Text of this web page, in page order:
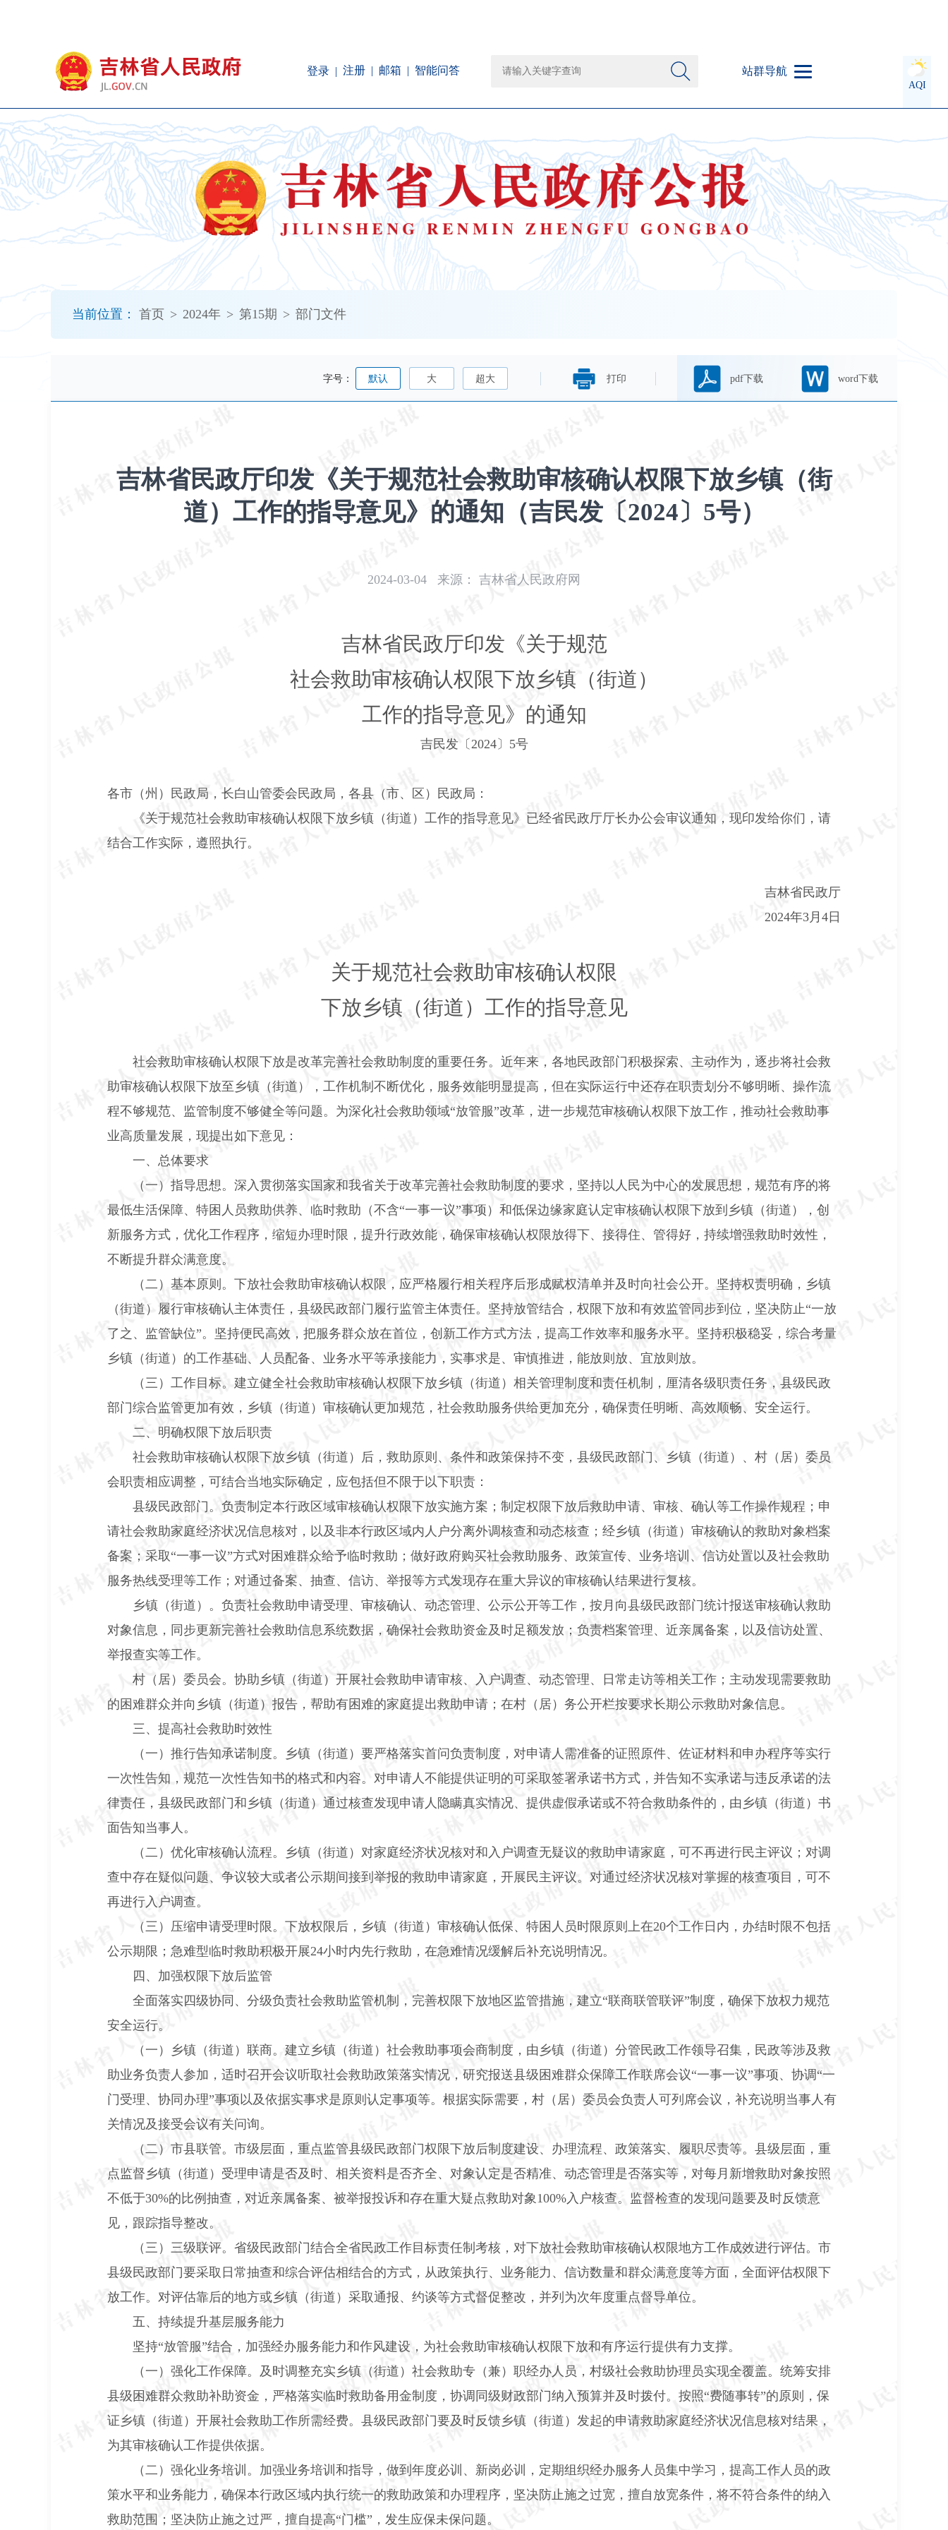
登录 注册 邮箱 智能问答 站群导航
AQI
当前位置： 首页 > 2024年 > 第15期 > 部门文件
pdf下载 word下载
打印
字号： 默认 大 超大
吉林省民政厅印发《关于规范社会救助审核确认权限下放乡镇（街
道）工作的指导意见》的通知（吉民发〔2024〕5号）
2024-03-04 来源： 吉林省人民政府网
吉林省民政厅印发《关于规范
社会救助审核确认权限下放乡镇（街道）
工作的指导意见》的通知
吉民发〔 2024〕 5号
各市（州）民政局，长白山管委会民政局，各县（市、区）民政局：
《关于规范社会救助审核确认权限下放乡镇（街道）工作的指导意见》已经省民政厅厅长办公会审议通知，现印发给你们，请
结合工作实际，遵照执行。
吉林省民政厅
2024年3月 4 日
关于规范社会救助审核确认权限
下放乡镇（街道）工作的指导意见
社会救助审核确认权限下放是改革完善社会救助制度的重要任务。近年来，各地民政部门积极探索、主动作为，逐步将社会救
助审核确认权限下放至乡镇（街道），工作机制不断优化，服务效能明显提高，但在实际运行中还存在职责划分不够明晰、操作流
程不够规范、监管制度不够健全等问题。为深化社会救助领域“放管服”改革，进一步规范审核确认权限下放工作，推动社会救助事
业高质量发展，现提出如下意见：
一、总体要求
（一）指导思想。 深入贯彻落实国家和我省关于改革完善社会救助制度的要求，坚持以人民为中心的发展思想，规范有序的将
最低生活保障、特困人员救助供养、临时救助（不含“一事一议”事项）和低保边缘家庭认定审核确认权限下放到乡镇（街道），创
新服务方式，优化工作程序，缩短办理时限，提升行政效能，确保审核确认权限放得下、接得住、管得好，持续增强救助时效性，
不断提升群众满意度。
（二）基本原则。 下放社会救助审核确认权限，应严格履行相关程序后形成赋权清单并及时向社会公开。坚持权责明确，乡镇
（街道）履行审核确认主体责任，县级民政部门履行监管主体责任。坚持放管结合，权限下放和有效监管同步到位，坚决防止“一放
了之、监管缺位”。坚持便民高效，把服务群众放在首位，创新工作方式方法，提高工作效率和服务水平。坚持积极稳妥，综合考量
乡镇（街道）的工作基础、人员配备、业务水平等承接能力，实事求是、审慎推进，能放则放、宜放则放。
（三）工作目标。 建立健全社会救助审核确认权限下放乡镇（街道）相关管理制度和责任机制，厘清各级职责任务，县级民政
部门综合监管更加有效，乡镇（街道）审核确认更加规范，社会救助服务供给更加充分，确保责任明晰、高效顺畅、安全运行。
二、明确权限下放后职责
社会救助审核确认权限下放乡镇（街道）后，救助原则、条件和政策保持不变，县级民政部门、乡镇（街道）、村（居）委员
会职责相应调整，可结合当地实际确定，应包括但不限于以下职责：
县级民政部门。负责制定本行政区域审核确认权限下放实施方案；制定权限下放后救助申请、审核、确认等工作操作规程；申
请社会救助家庭经济状况信息核对，以及非本行政区域内人户分离外调核查和动态核查；经乡镇（街道）审核确认的救助对象档案
备案；采取“一事一议”方式对困难群众给予临时救助；做好政府购买社会救助服务、政策宣传、业务培训、信访处置以及社会救助
服务热线受理等工作；对通过备案、抽查、信访、举报等方式发现存在重大异议的审核确认结果进行复核。
乡镇（街道）。负责社会救助申请受理、审核确认、动态管理、公示公开等工作，按月向县级民政部门统计报送审核确认救助
对象信息，同步更新完善社会救助信息系统数据，确保社会救助资金及时足额发放；负责档案管理、近亲属备案，以及信访处置、
举报查实等工作。
村（居）委员会。协助乡镇（街道）开展社会救助申请审核、入户调查、动态管理、日常走访等相关工作；主动发现需要救助
的困难群众并向乡镇（街道）报告，帮助有困难的家庭提出救助申请；在村（居）务公开栏按要求长期公示救助对象信息。
三、提高社会救助时效性
（一）推行告知承诺制度。 乡镇（街道）要严格落实首问负责制度，对申请人需准备的证照原件、佐证材料和申办程序等实行
一次性告知，规范一次性告知书的格式和内容。对申请人不能提供证明的可采取签署承诺书方式，并告知不实承诺与违反承诺的法
律责任，县级民政部门和乡镇（街道）通过核查发现申请人隐瞒真实情况、提供虚假承诺或不符合救助条件的，由乡镇（街道）书
面告知当事人。
（二）优化审核确认流程。 乡镇（街道）对家庭经济状况核对和入户调查无疑议的救助申请家庭，可不再进行民主评议；对调
查中存在疑似问题、争议较大或者公示期间接到举报的救助申请家庭，开展民主评议。对通过经济状况核对掌握的核查项目，可不
再进行入户调查。
（三）压缩申请受理时限。 下放权限后，乡镇（街道）审核确认低保、特困人员时限原则上在20个工作日内，办结时限不包括
公示期限；急难型临时救助积极开展24小时内先行救助，在急难情况缓解后补充说明情况。
四、加强权限下放后监管
全面落实四级协同、分级负责社会救助监管机制，完善权限下放地区监管措施，建立“联商联管联评”制度，确保下放权力规范
安全运行。
（一）乡镇（街道）联商。 建立乡镇（街道）社会救助事项会商制度，由乡镇（街道）分管民政工作领导召集，民政等涉及救
助业务负责人参加，适时召开会议听取社会救助政策落实情况，研究报送县级困难群众保障工作联席会议“一事一议”事项、协调“一
门受理、协同办理”事项以及依据实事求是原则认定事项等。根据实际需要，村（居）委员会负责人可列席会议，补充说明当事人有
关情况及接受会议有关问询。
（二）市县联管。 市级层面，重点监管县级民政部门权限下放后制度建设、办理流程、政策落实、履职尽责等。县级层面，重
点监督乡镇（街道）受理申请是否及时、相关资料是否齐全、对象认定是否精准、动态管理是否落实等，对每月新增救助对象按照
不低于30%的比例抽查，对近亲属备案、被举报投诉和存在重大疑点救助对象100%入户核查。监督检查的发现问题要及时反馈意
见，跟踪指导整改。
（三）三级联评。 省级民政部门结合全省民政工作目标责任制考核，对下放社会救助审核确认权限地方工作成效进行评估。市
县级民政部门要采取日常抽查和综合评估相结合的方式，从政策执行、业务能力、信访数量和群众满意度等方面，全面评估权限下
放工作。对评估靠后的地方或乡镇（街道）采取通报、约谈等方式督促整改，并列为次年度重点督导单位。
五、持续提升基层服务能力
坚持“放管服”结合，加强经办服务能力和作风建设，为社会救助审核确认权限下放和有序运行提供有力支撑。
（一）强化工作保障。 及时调整充实乡镇（街道）社会救助专（兼）职经办人员，村级社会救助协理员实现全覆盖。统筹安排
县级困难群众救助补助资金，严格落实临时救助备用金制度，协调同级财政部门纳入预算并及时拨付。按照“费随事转”的原则，保
证乡镇（街道）开展社会救助工作所需经费。县级民政部门要及时反馈乡镇（街道）发起的申请救助家庭经济状况信息核对结果，
为其审核确认工作提供依据。
（二）强化业务培训。 加强业务培训和指导，做到年度必训、新岗必训，定期组织经办服务人员集中学习，提高工作人员的政
策水平和业务能力，确保本行政区域内执行统一的救助政策和办理程序，坚决防止施之过宽，擅自放宽条件，将不符合条件的纳入
救助范围；坚决防止施之过严，擅自提高“门槛”，发生应保未保问题。
障
碍
说
明
页
面,
按
加